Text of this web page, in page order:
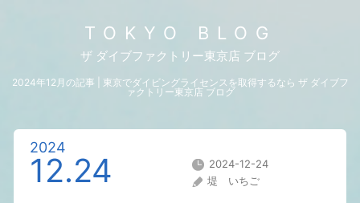
TOKYO BLOG
ザ ダイブファクトリー東京店 ブログ
2024年12月の記事 | 東京でダイビングライセンスを取得するなら ザ ダイブフ
ァクトリー東京店 ブログ
2024
12.24
2024-12-24
堤 いちご